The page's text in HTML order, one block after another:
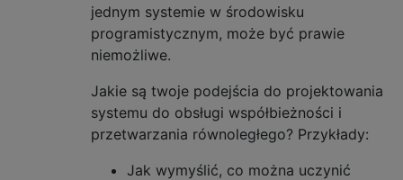
jednym systemie w środowisku
programistycznym, może być prawie
niemożliwe.
Jakie są twoje podejścia do projektowania
systemu do obsługi współbieżności i
przetwarzania równoległego? Przykłady:
Jak wymyślić, co można uczynić